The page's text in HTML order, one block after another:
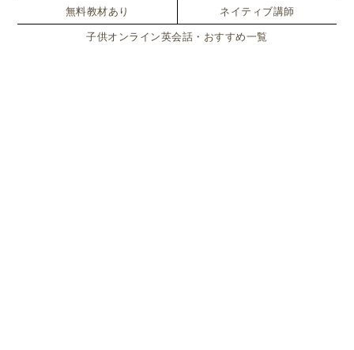
無料教材あり ネイティブ講師
子供オンライン英会話・おすすめ一覧